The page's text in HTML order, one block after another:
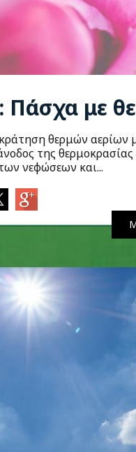
Πάσχα με
θερμών αερίων
της
νεφώσεων και...